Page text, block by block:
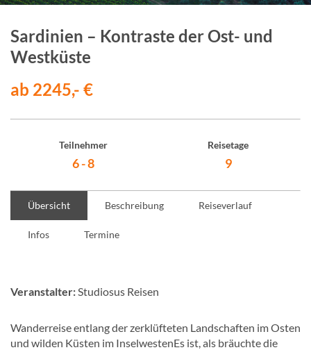
Sardinien – Kontraste der Ost- und
Westküste
ab 2245,- €
Teilnehmer
6 - 8
Reisetage
9
Übersicht Beschreibung Reiseverlauf
Infos Termine
Veranstalter:Studiosus Reisen
Wanderreise entlang der zerklüfteten Landschaften im Osten
und wilden Küsten im InselwestenEs ist, als bräuchte die